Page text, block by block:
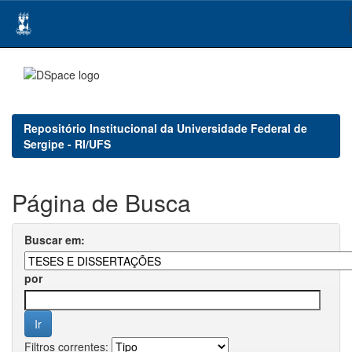
navigation
Repositório Institucional da Universidade Federal de
Sergipe - RI/UFS
Página de Busca
Buscar em:
por
Filtros correntes: